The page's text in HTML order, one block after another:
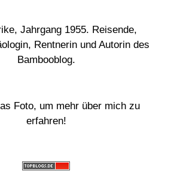
Jahrgang 1955. Reisende,
Rentnerin und Autorin des
Bambooblog.
Foto, um mehr über mich zu
erfahren!